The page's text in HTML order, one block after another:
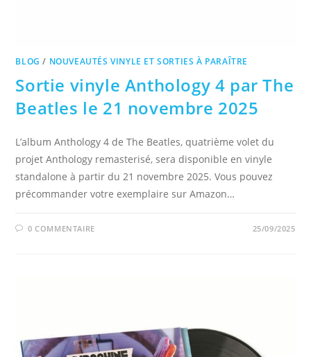
BLOG / NOUVEAUTÉS VINYLE ET SORTIES À PARAÎTRE
Sortie vinyle Anthology 4 par The
Beatles le 21 novembre 2025
L’album Anthology 4 de The Beatles, quatrième volet du
projet Anthology remasterisé, sera disponible en vinyle
standalone à partir du 21 novembre 2025. Vous pouvez
précommander votre exemplaire sur Amazon…
0 COMMENTAIRE 25/09/2025